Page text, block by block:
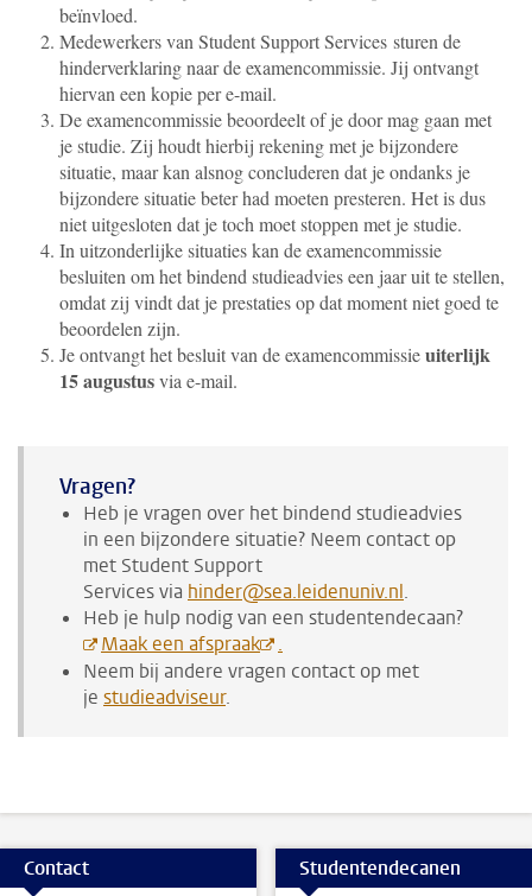
beïnvloed.
Medewerkers van Student Support Services sturen de
hinderverklaring naar de examencommissie. Jij ontvangt
hiervan een kopie per e-mail.
De examencommissie beoordeelt of je door mag gaan met
je studie. Zij houdt hierbij rekening met je bijzondere
situatie, maar kan alsnog concluderen dat je ondanks je
bijzondere situatie beter had moeten presteren. Het is dus
niet uitgesloten dat je toch moet stoppen met je studie.
In uitzonderlijke situaties kan de examencommissie
besluiten om het bindend studieadvies een jaar uit te stellen,
omdat zij vindt dat je prestaties op dat moment niet goed te
beoordelen zijn.
Je ontvangt het besluit van de examencommissieuiterlijk
15 augustusvia e-mail.
Vragen?
Heb je vragen over het bindend studieadvies
in een bijzondere situatie? Neem contact op
met Student Support
Servicesvia hinder@sea.leidenuniv.nl.
Heb je hulp nodig van een studentendecaan?
Maak een afspraak
.
Neem bij andere vragen contact op met
je studieadviseur.
Contact Studentendecanen